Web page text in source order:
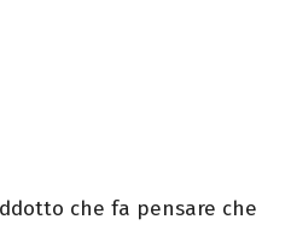
che fa pensare che